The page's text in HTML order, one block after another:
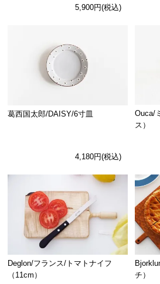
5,900円(税込)
葛西国太郎/DAISY/6寸皿
4,180円(税込)
Ouca/
ス）
Deglon/フランス/トマトナイフ
（11cm）
チ）